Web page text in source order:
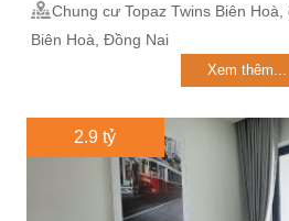
Chung cư Topaz Twins Biên Hoà,
Biên Hoà, Đồng Nai
Xem thêm...
2.9 tỷ